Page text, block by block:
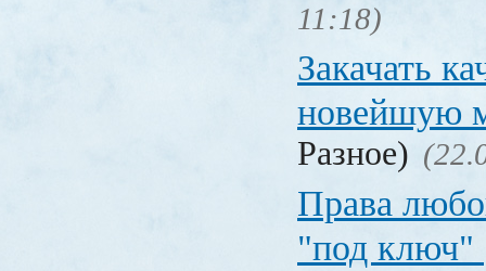
11:18)
Закачать
новейшую
Разное)
Права
"под ключ"